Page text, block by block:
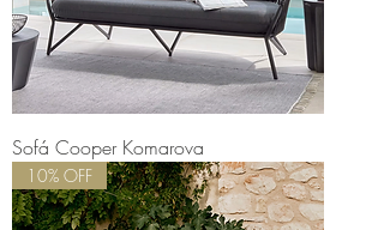
Sofá Cooper Komarova
10% OFF